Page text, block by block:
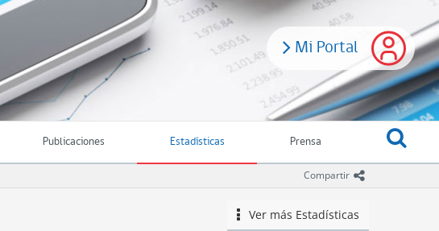
. Mi Portal
Publicaciones Estadísticas Prensa
Compartir icono
icono
Ver más Estadísticas